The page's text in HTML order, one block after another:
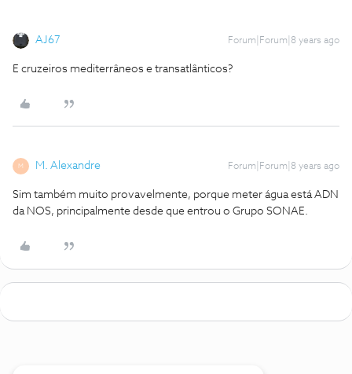
AJ67 Forum|Forum|8 years ago
E cruzeiros mediterrâneos e transatlânticos?
M M. Alexandre Forum|Forum|8 years ago
Sim também muito provavelmente, porque meter água está ADN
da NOS, principalmente desde que entrou o Grupo SONAE.